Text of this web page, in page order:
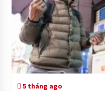
5 tháng ago